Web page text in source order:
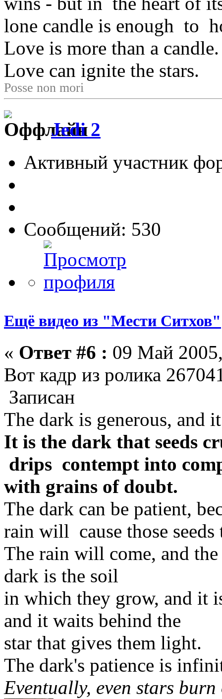
lone candle is enough to
Love is more than a candle.
Love can ignite the stars.
Posse non mori
Jedi 2
Активный участник
Сообщений: 530
Ещё видео из "Мести Ситхов"
« Ответ #6 : 09 Май
Вот кадр из ролика
Записан
The dark is generous, and
It is the dark that seeds
drips contempt into
with grains of doubt.
The dark can be patient,
rain will cause those seeds
The rain will come, and
dark is the soil
in which they grow, and it
and it waits behind the
star that gives them light.
The dark's patience is
Eventually, even stars burn